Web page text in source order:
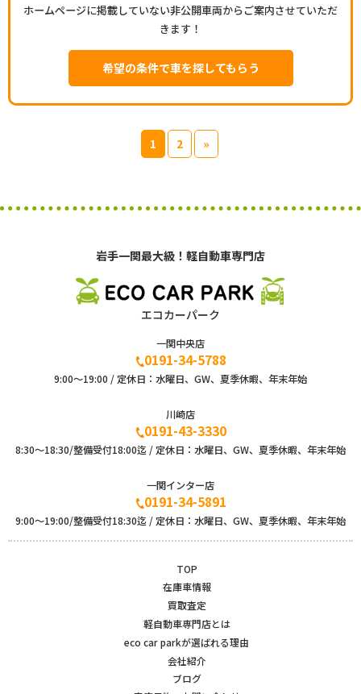
ホームページに掲載していない非公開車両からご案内させていただ
きます！
希望の条件で車を探してもらう
1 2 »
岩手一関最大級！軽自動車専門店
エコカーパーク
一関中央店
0191-34-5788
9:00〜19:00 / 定休日：水曜日、GW、夏季休暇、年末年始
川崎店
0191-43-3330
8:30～18:30/整備受付18:00迄 / 定休日：水曜日、GW、夏季休暇、年末年始
一関インター店
0191-34-5891
9:00〜19:00/整備受付18:30迄 / 定休日：水曜日、GW、夏季休暇、年末年始
TOP
在庫車情報
買取査定
軽自動車専門店とは
eco car parkが選ばれる理由
会社紹介
ブログ